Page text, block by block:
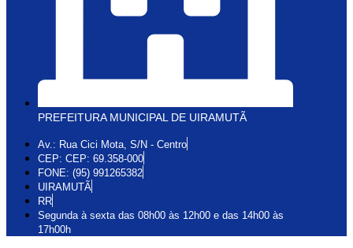
PREFEITURA MUNICIPAL DE UIRAMUTÃ
Av.: Rua Cici Mota, S/N - Centro
CEP: CEP: 69.358-000
FONE: (95) 991265382
UIRAMUTÃ
RR
Segunda à sexta das 08h00 às 12h00 e das 14h00 às
17h00h